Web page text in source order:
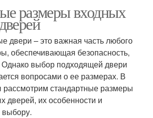
размеры входных
двери – это важная часть любого
обеспечивающая безопасность,
выбор подходящей двери
вопросами о ее размерах. В
рассмотрим стандартные размеры
дверей, их особенности и